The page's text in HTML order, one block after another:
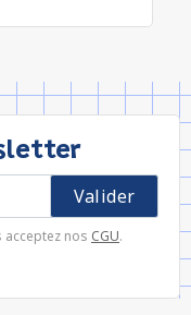
acceptez nos CGU.